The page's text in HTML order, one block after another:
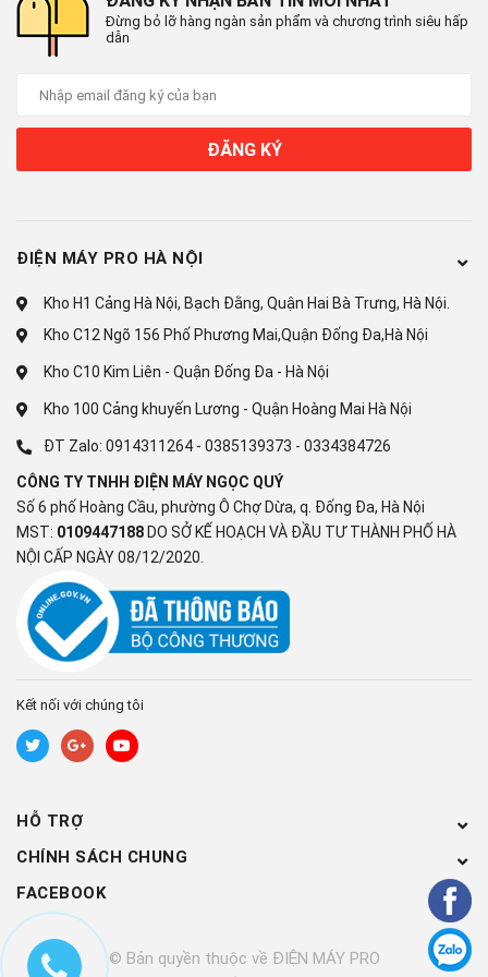
LÕI SMAX PRO V: CÔNG NGHỆ
THÔNG MINH - BẢO VỆ HIỆU
QUẢ LÕI LỌC
Duy nhất tại Karofi, hệ lõi lọc thô Smax Pro được trang bị công
nghệ smart connect. Theo đó, máy chỉ hoạt động khi được kết
yên tâm với chất lượng lọc và tuổi thọ lõi.
DỒI DÀO KHOÁNG CHẤT - TĂNG
CƯỜNG SỨC KHỎE
khoáng và khoáng chất như Na, Ca, Mg... tốt cho sức khỏe.
CHUẨN NƯỚC UỐNG TINH KHIẾT
ĐÓNG CHAI
D528 đạt chuẩn nước uống tinh khiết đóng chai QCVN 6-1:2010
BYT do Viện Sức khỏe nghề nghiệp & Môi trường – Bộ Y Tế
công nhận theo quy trình của WHO.
BẢO HÀNH 36 THÁNG CAO NHẤT
THỊ TRƯỜNG
Karofi mang đến chế độ bảo hành cao nhất thị trường - đến 36
Đừng bỏ lỡ hàng ngàn sản phẩm và chương trình siêu hấp
dẫn
ĐĂNG KÝ
ĐIỆN MÁY PRO HÀ NỘI
Kho H1 Cảng Hà Nội, Bạch Đằng, Quận Hai Bà Trưng, Hà Nội.
Kho C12 Ngõ 156 Phố Phương Mai,Quận Đống Đa,Hà Nội
Kho C10 Kim Liên - Quận Đống Đa - Hà Nội
Kho 100 Cảng khuyến Lương - Quận Hoàng Mai Hà Nội
ĐT Zalo: 0914311264 - 0385139373 - 0334384726
CÔNG TY TNHH ĐIỆN MÁY NGỌC QUÝ
Số 6 phố Hoàng Cầu, phường Ô Chợ Dừa, q. Đống Đa, Hà Nội
MST: 0109447188 DO SỞ KẾ HOẠCH VÀ ĐẦU TƯ THÀNH PHỐ HÀ
NỘI CẤP NGÀY 08/12/2020.
Kết nối với chúng tôi
HỖ TRỢ
CHÍNH SÁCH CHUNG
FACEBOOK
© Bản quyền thuộc về ĐIỆN MÁY PRO